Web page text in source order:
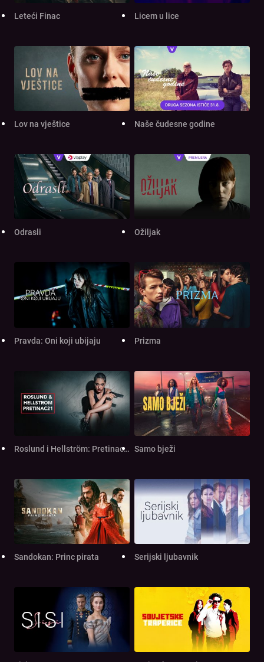
Leteći Finac Licem u lice
Lov na vještice Naše čudesne godine
Odrasli Ožiljak
Pravda: Oni koji ubijaju Prizma
Roslund i Hellström: Pretinac 21 Samo bježi
Sandokan: Princ pirata Serijski ljubavnik